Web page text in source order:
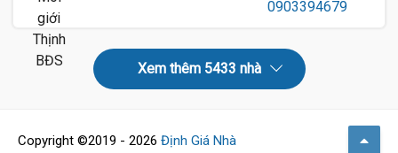
Xem thêm 5433 nhà
Copyright ©2019 - 2026 Định Giá Nhà